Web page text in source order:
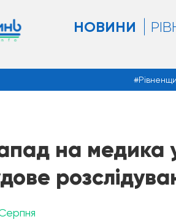
НОВИНИ
на медика